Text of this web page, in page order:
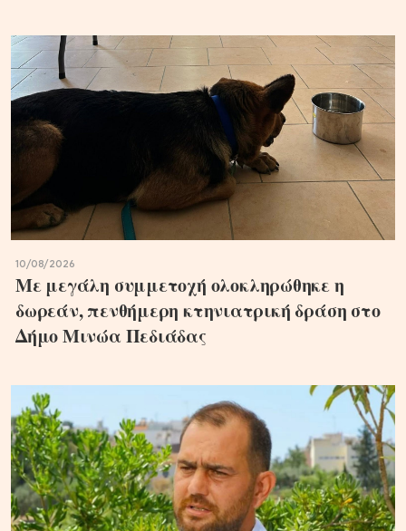
10/08/2026
Με μεγάλη συμμετοχή ολοκληρώθηκε η
δωρεάν, πενθήμερη κτηνιατρική δράση στο
Δήμο Μινώα Πεδιάδας